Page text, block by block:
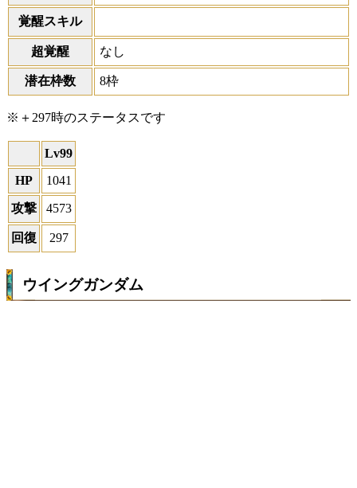
覚醒スキル
超覚醒 なし
潜在枠数 8枠
※＋297時のステータスです
Lv99
HP
1041
攻撃 4573
回復 297
ウイングガンダム